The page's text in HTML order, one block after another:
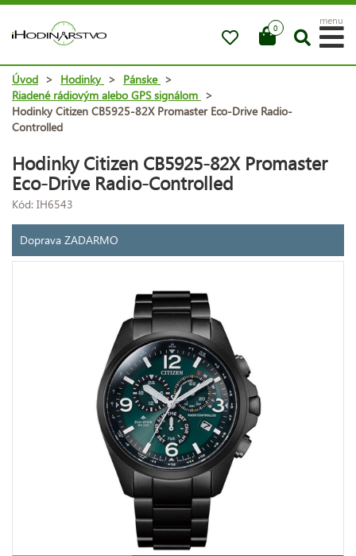
0
menu
Úvod > Hodinky > Pánske >
Riadené rádiovým alebo GPS signálom >
Hodinky Citizen CB5925-82X Promaster Eco-Drive Radio-
Controlled
Hodinky Citizen CB5925-82X Promaster
Eco-Drive Radio-Controlled
Kód: IH6543
Doprava ZADARMO